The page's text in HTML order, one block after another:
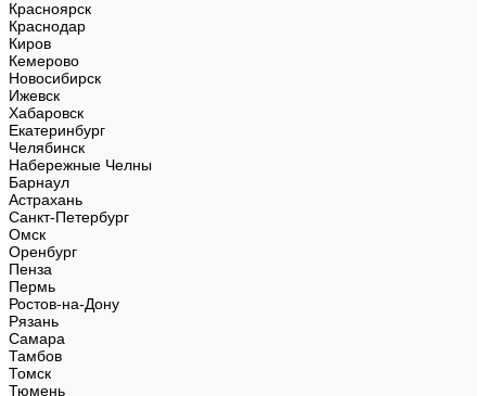
Красноярск
Краснодар
Киров
Кемерово
Новосибирск
Ижевск
Хабаровск
Екатеринбург
Челябинск
Набережные Челны
Барнаул
Астрахань
Санкт-Петербург
Омск
Оренбург
Пенза
Пермь
Ростов-на-Дону
Рязань
Самара
Тамбов
Томск
Тюмень